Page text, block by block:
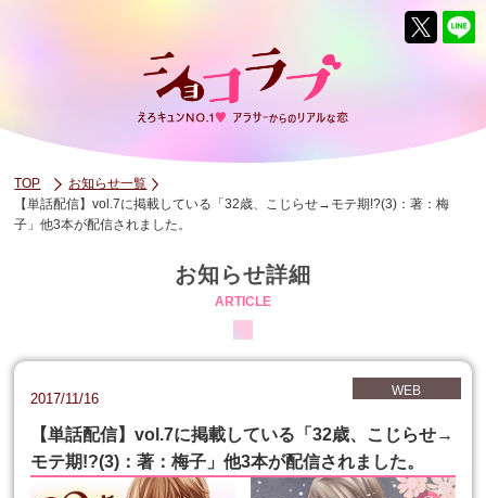
TOP
お知らせ一覧
【単話配信】vol.7に掲載している「32歳、こじらせ→モテ期!?(3)：著：梅
子」他3本が配信されました。
お知らせ詳細
ARTICLE
2017/11/16 WEB
【単話配信】vol.7に掲載している「32歳、こじらせ→
モテ期!?(3)：著：梅子」他3本が配信されました。